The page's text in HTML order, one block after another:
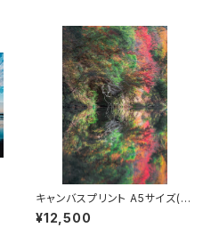
キャンバスプリント A5サイズ(神
鹿)
¥12,500